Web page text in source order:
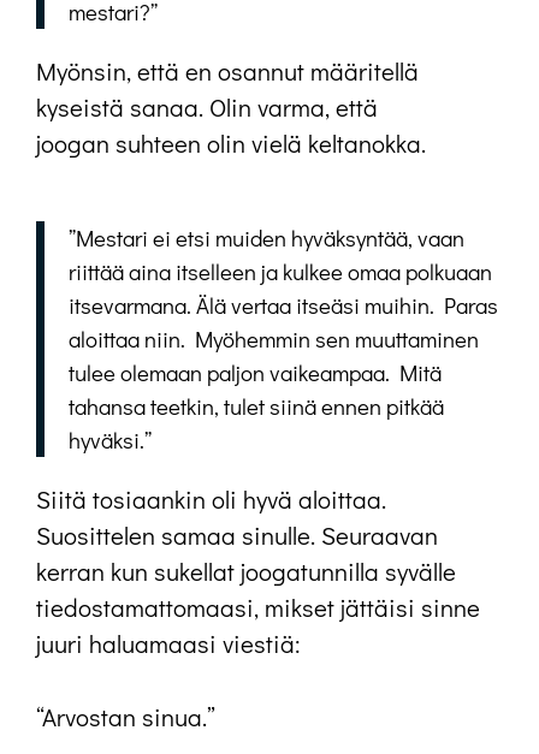
mestari?”
Myönsin, että en osannut määritellä
kyseistä sanaa. Olin varma, että
joogan suhteen olin vielä keltanokka.
”Mestari ei etsi muiden hyväksyntää, vaan
riittää aina itselleen ja kulkee omaa polkuaan
itsevarmana. Älä vertaa itseäsi muihin. Paras
aloittaa niin. Myöhemmin sen muuttaminen
tulee olemaan paljon vaikeampaa. Mitä
tahansa teetkin, tulet siinä ennen pitkää
hyväksi.”
Siitä tosiaankin oli hyvä aloittaa.
Suosittelen samaa sinulle. Seuraavan
kerran kun sukellat joogatunnilla syvälle
tiedostamattomaasi, mikset jättäisi sinne
juuri haluamaasi viestiä:
“Arvostan sinua.”